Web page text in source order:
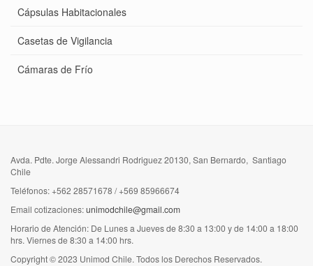
Cápsulas Habitacionales
Casetas de Vigilancia
Cámaras de Frío
Avda. Pdte. Jorge Alessandri Rodriguez 20130, San Bernardo, Santiago
Chile
Teléfonos: +562 28571678 / +569 85966674
Email cotizaciones:unimodchile@gmail.com
Horario de Atención: De Lunes a Jueves de 8:30 a 13:00 y de 14:00 a 18:00
hrs. Viernes de 8:30 a 14:00 hrs.
Copyright © 2023 Unimod Chile. Todos los Derechos Reservados.